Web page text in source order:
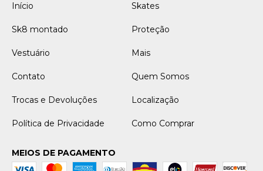
Início
Skates
Sk8 montado Proteção
Vestuário Mais
Contato Quem Somos
Trocas e Devoluções Localização
Política de Privacidade Como Comprar
MEIOS DE PAGAMENTO